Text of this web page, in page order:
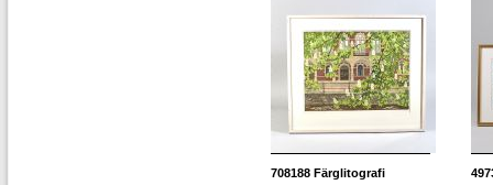
708188 Färglitografi